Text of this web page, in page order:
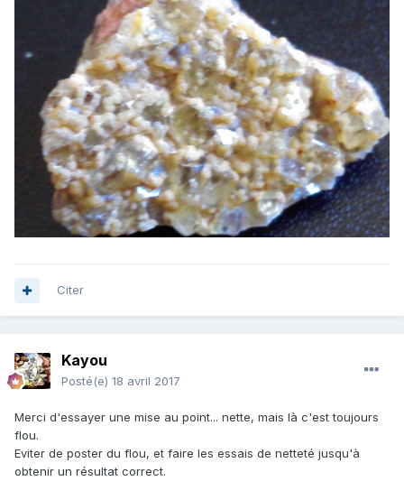
Citer
Kayou
Posté(e) 18 avril 2017
Merci d'essayer une mise au point... nette, mais là c'est toujours
flou.
Eviter de poster du flou, et faire les essais de netteté jusqu'à
obtenir un résultat correct.